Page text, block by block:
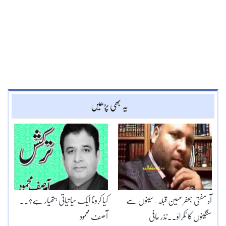
یہ بھی پڑھیں
کیا کرونا ایک حیاتیاتی ہتھیار ہے؟۔۔
آصف محمود
آہ مفتی جعفر حسین قبلہ-سینوں سے
سنگینوں کا ٹکراؤ۔۔نذر حافی